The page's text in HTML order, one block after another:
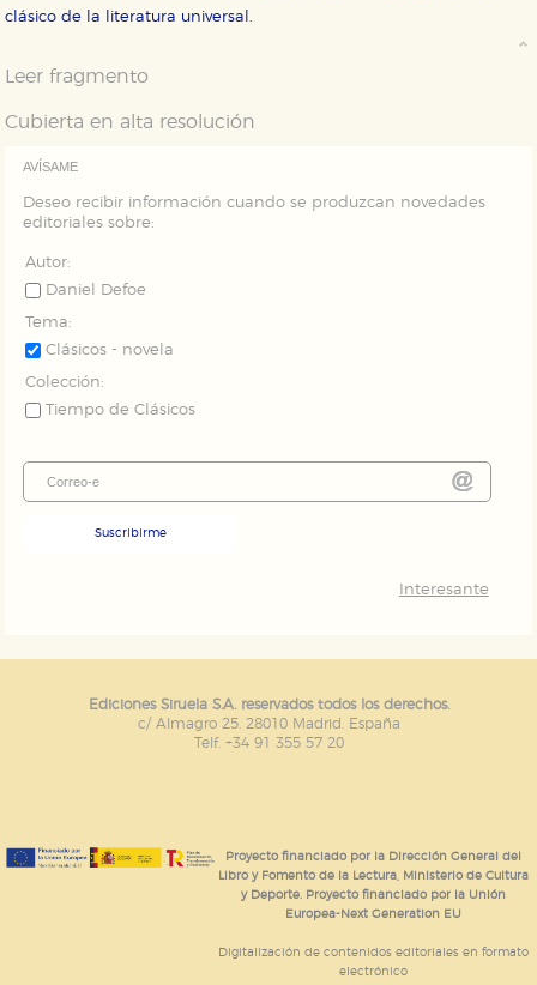
clásico de la literatura universal.
Leer fragmento
Cubierta en alta resolución
AVÍSAME
Deseo recibir información cuando se produzcan novedades
editoriales sobre:
Autor:
Daniel Defoe
Tema:
Clásicos - novela
Colección:
Tiempo de Clásicos
Suscribirme
Interesante
Ediciones Siruela S.A. reservados todos los derechos.
c/ Almagro 25. 28010 Madrid. España
Telf. +34 91 355 57 20
Proyecto financiado por la Dirección General del
Libro y Fomento de la Lectura, Ministerio de Cultura
y Deporte. Proyecto financiado por la Unión
Europea-Next Generation EU
Digitalización de contenidos editoriales en formato
electrónico
Cookies de publicidad y redes sociales
relevante para sus intereses en otros sitios. No
almacenan directamente información personal sino
navegador y dispositivo de internet.
GUARDAR CONFIGURACIÓN
Puede consultar nuestra